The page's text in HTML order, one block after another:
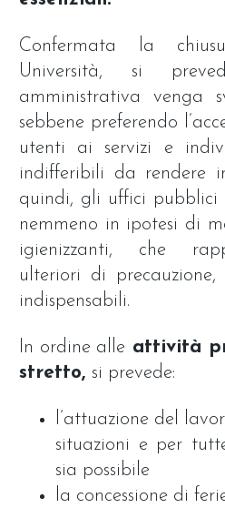
Confermata la
Università, si
amministrativa venga
sebbene preferendo
utenti ai servizi e
indifferibili da rendere
quindi, gli uffici pubblici
nemmeno in ipotesi di
igienizzanti, che
ulteriori di
indispensabili.
In ordine alle attività
stretto, si prevede:
l’attuazione del
situazioni e per
sia possibile
la concessione di